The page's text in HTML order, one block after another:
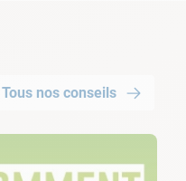
Tous nos conseils